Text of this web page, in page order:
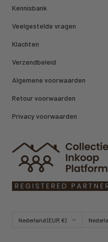
Kennisbank
Veelgestelde vragen
Klachten
Verzendbeleid
Algemene voorwaarden
Retour voorwaarden
Privacy voorwaarden
Land/regio Nederland (EUR €) Taal